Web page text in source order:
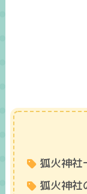
狐火神社
狐火神社